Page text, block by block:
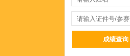
成绩查询